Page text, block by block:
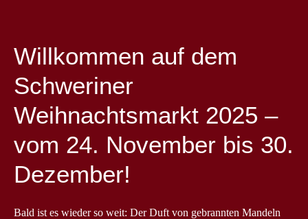
Willkommen auf dem
Schweriner
Weihnachtsmarkt 2025 –
vom 24. November bis 30.
Dezember!
Bald ist es wieder so weit: Der Duft von gebrannten Mandeln